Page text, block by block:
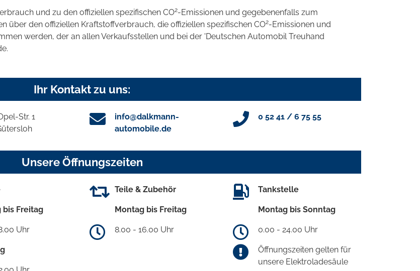
und zu den offiziellen spezifischen CO2-Emissionen und gegebenenfalls zum
über den offiziellen Kraftstoffverbrauch, die offiziellen spezifischen CO2-Emissionen und
werden, der an allen Verkaufsstellen und bei der 'Deutschen Automobil Treuhand
Ihr Kontakt zu uns:
Str. 1
info@dalkmann-
automobile.de
0 52 41 / 6 75 55
Unsere Öffnungszeiten
bis Freitag
Uhr
Teile & Zubehör
Montag bis Freitag
8.00 - 16.00 Uhr
Tankstelle
Montag bis Sonntag
0.00 - 24.00 Uhr
Öffnungszeiten gelten für
unsere Elektroladesäule